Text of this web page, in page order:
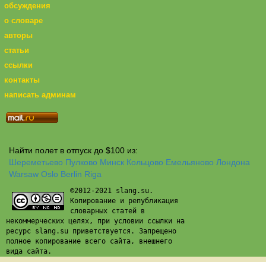
обсуждения
о словаре
авторы
статьи
ссылки
контакты
написать админам
Найти полет в отпуск до $100 из:
Шереметьево Пулково Минск Кольцово Емельяново Лондона
Warsaw Oslo Berlin Riga
©2012-2021 slang.su.
Копирование и републикация
словарных статей в
некоммерческих целях, при условии ссылки на
ресурс slang.su приветствуется. Запрещено
полное копирование всего сайта, внешнего
вида сайта.